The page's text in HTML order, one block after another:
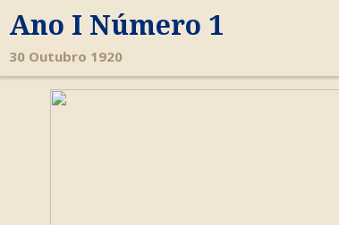
Ano I Número 1
30 Outubro 1920